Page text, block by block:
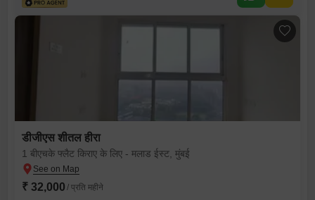
डीजीएस शीतल हीरा
1 बीएचके फ्लैट किराए के लिए - मलाड ईस्ट, मुंबई
₹ 32,000 / प्रति महीने